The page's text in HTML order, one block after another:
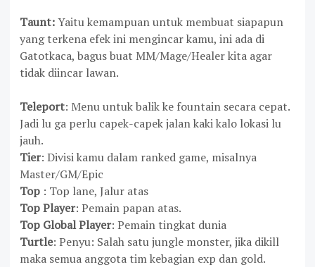
Taunt:Yaitu kemampuan untuk membuat siapapun
yang terkena efek ini mengincar kamu, ini ada di
Gatotkaca, bagus buat MM/Mage/Healer kita agar
tidak diincar lawan.
Teleport: Menu untuk balik ke fountain secara cepat.
Jadi lu ga perlu capek-capek jalan kaki kalo lokasi lu
jauh.
Tier: Divisi kamu dalam ranked game, misalnya
Master/GM/Epic
Top : Top lane, Jalur atas
Top Player: Pemain papan atas.
Top Global Player: Pemain tingkat dunia
Turtle: Penyu: Salah satu jungle monster, jika dikill
maka semua anggota tim kebagian exp dan gold.